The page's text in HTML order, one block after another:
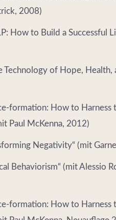
2008)
How to Build a Successful
Technology of Hope, Health,
formation: How to
Paul McKenna, 2012)
Negativity“ (mit
Behaviorism“ (mit Alessio
formation: How to